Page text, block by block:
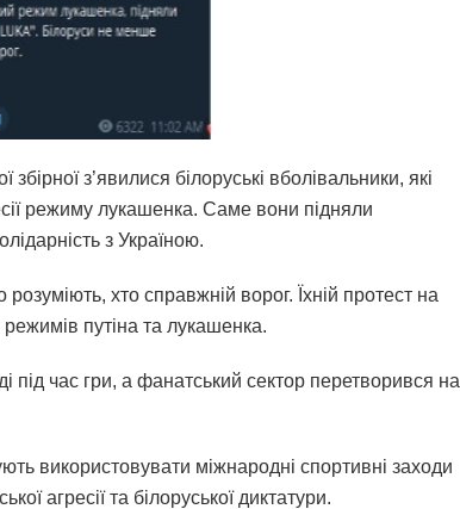
з’явилися білоруські вболівальники, які
режиму лукашенка. Саме вони підняли
з Україною.
розуміють, хто справжній ворог. Їхній протест на
путіна та лукашенка.
під час гри, а фанатський сектор перетворився на
використовувати міжнародні спортивні заходи
агресії та білоруської диктатури.